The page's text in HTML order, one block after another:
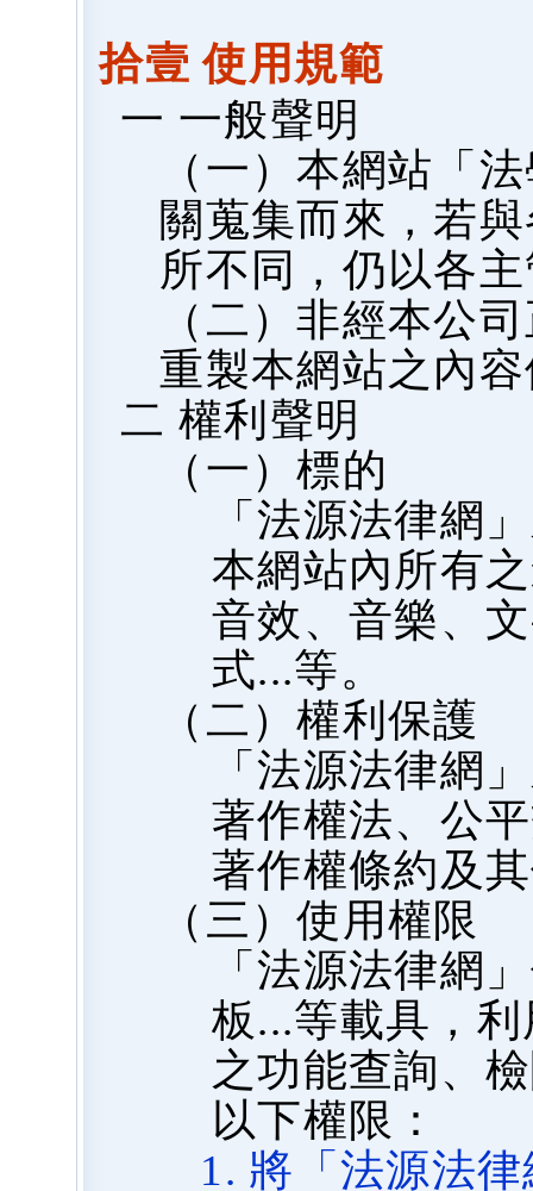
拾壹 使用規範
一 一般聲明
（一）本網站「
關蒐集而來，若
所不同，仍以各
（二）非經本公
重製本網站之內
二 權利聲明
（一）標的
「法源法律網
本網站內所有
音效、音樂、
式...等。
（二）權利保護
「法源法律網
著作權法、公
著作權條約及
（三）使用權限
「法源法律網
板...等載具，
之功能查詢、
以下權限：
將「法源法